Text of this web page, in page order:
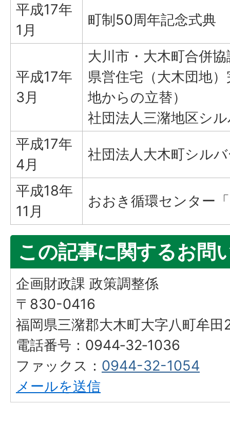
平成17年
1月
町制50周年記念式典
平成17年
3月
大川市・大木町合併
県営住宅（大木団地
地からの立替）
社団法人三潴地区シ
平成17年
4月
社団法人大木町シル
平成18年
11月
おおき循環センター
この記事に関するお問
企画財政課 政策調整係
〒830-0416
福岡県三潴郡大木町大字八町牟
電話番号：0944‐32‐1036
ファックス： 0944-32-1054
メールを送信